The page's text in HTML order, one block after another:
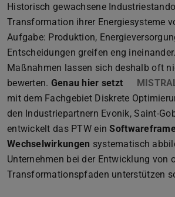
Historisch gewachsene
Transformation ihrer Energiesysteme
Aufgabe: Produktion,
Entscheidungen greifen eng
Maßnahmen lassen sich deshalb oft
bewerten. Genau hier setzt
mit dem Fachgebiet Diskrete
den Industriepartnern Evonik, Saint-
entwickelt das PTW ein
Wechselwirkungen systematisch
Unternehmen bei der Entwicklung von
Transformationspfaden unterstützen